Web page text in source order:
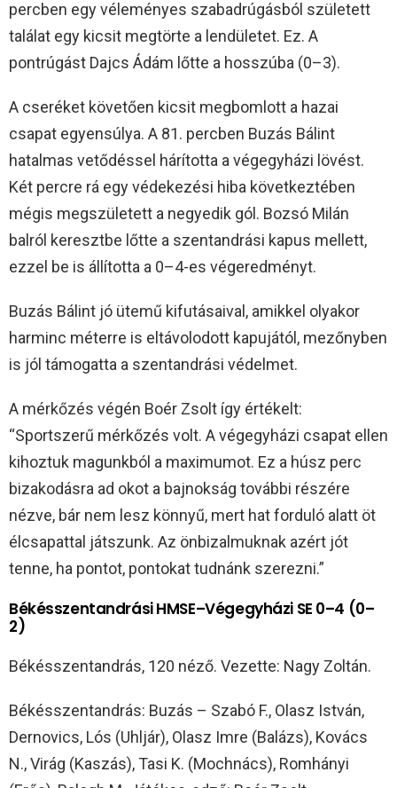
percben egy véleményes szabadrúgásból született
találat egy kicsit megtörte a lendületet. Ez. A
pontrúgást Dajcs Ádám lőtte a hosszúba (0–3).
A cseréket követően kicsit megbomlott a hazai
csapat egyensúlya. A 81. percben Buzás Bálint
hatalmas vetődéssel hárította a végegyházi lövést.
Két percre rá egy védekezési hiba következtében
mégis megszületett a negyedik gól. Bozsó Milán
balról keresztbe lőtte a szentandrási kapus mellett,
ezzel be is állította a 0–4-es végeredményt.
Buzás Bálint jó ütemű kifutásaival, amikkel olyakor
harminc méterre is eltávolodott kapujától, mezőnyben
is jól támogatta a szentandrási védelmet.
A mérkőzés végén Boér Zsolt így értékelt:
“Sportszerű mérkőzés volt. A végegyházi csapat ellen
kihoztuk magunkból a maximumot. Ez a húsz perc
bizakodásra ad okot a bajnokság további részére
nézve, bár nem lesz könnyű, mert hat forduló alatt öt
élcsapattal játszunk. Az önbizalmuknak azért jót
tenne, ha pontot, pontokat tudnánk szerezni.”
Békésszentandrási HMSE–Végegyházi SE 0–4 (0–
2)
Békésszentandrás, 120 néző. Vezette: Nagy Zoltán.
Békésszentandrás: Buzás – Szabó F., Olasz István,
Dernovics, Lós (Uhljár), Olasz Imre (Balázs), Kovács
N., Virág (Kaszás), Tasi K. (Mochnács), Romhányi